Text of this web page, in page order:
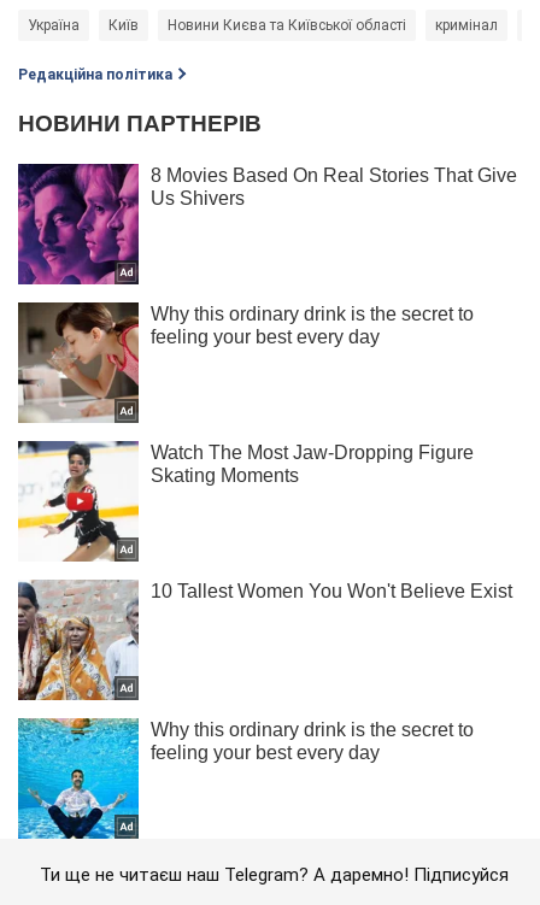
Україна Київ Новини Києва та Київської області кримінал
Редакційна політика
Ти ще не читаєш наш Telegram? А даремно! Підписуйся